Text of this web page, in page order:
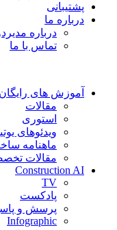
پشتیبانی
درباره ما
درباره
تماس با ما
آموزش های رایگان
مقالات
استوری
ویدئوهای
ماهنامه
مقالات
Construction AI
TV
پادکست
پرسش و
Infographic